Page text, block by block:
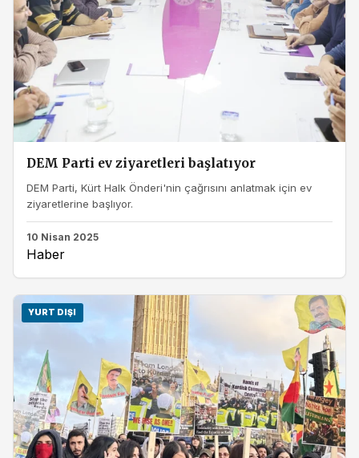
DEM Parti ev ziyaretleri başlatıyor
DEM Parti, Kürt Halk Önderi'nin çağrısını anlatmak için ev
ziyaretlerine başlıyor.
10 Nisan 2025
Haber
YURT DIŞI